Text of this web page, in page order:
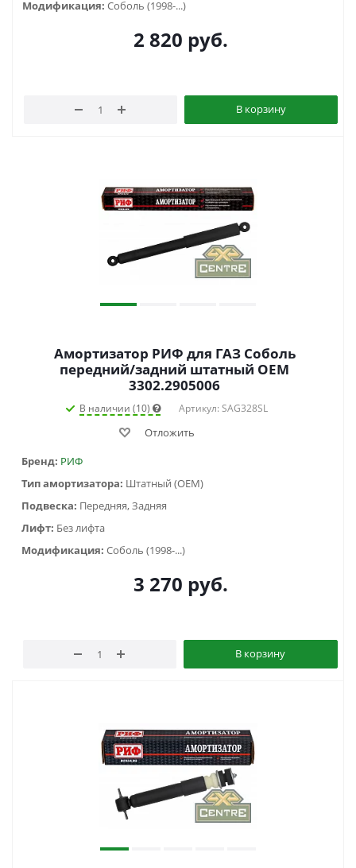
Модификация: Соболь (1998-...)
2 820 руб.
В корзину
Амортизатор РИФ для ГАЗ Соболь
передний/задний штатный OEM
3302.2905006
В наличии (10) Артикул: SAG328SL
Отложить
Бренд: РИФ
Тип амортизатора: Штатный (OEM)
Подвеска: Передняя, Задняя
Лифт: Без лифта
Модификация: Соболь (1998-...)
3 270 руб.
В корзину